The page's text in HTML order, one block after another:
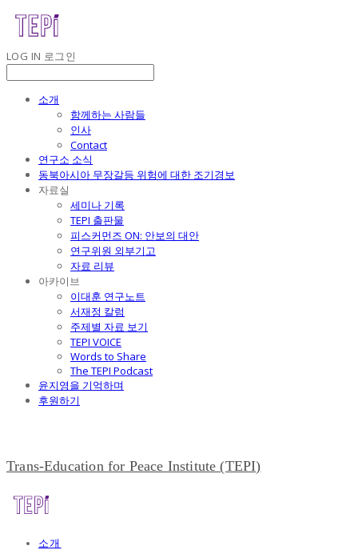
LOG IN 로그인
소개
함께하는 사람들
인사
Contact
연구소 소식
동북아시아 무장갈등 위험에 대한 조기경보
자료실
세미나 기록
TEPI 출판물
피스커먼즈 ON: 안보의 대안
연구위원 외부기고
자료 리뷰
아카이브
이대훈 연구노트
서재정 칼럼
주제별 자료 보기
TEPI VOICE
Words to Share
The TEPI Podcast
윤지영을 기억하며
후원하기
Trans-Education for Peace Institute (TEPI)
소개